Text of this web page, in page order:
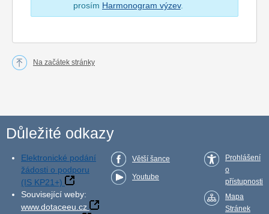
prosím Harmonogram výzev.
Na začátek stránky
Důležité odkazy
Elektronické podání
žádosti o podporu
(IS KP21+)
Související weby:
www.dotaceeu.cz
Větší šance
Youtube
Prohlášení
o
přístupnosti
Mapa
Stránek